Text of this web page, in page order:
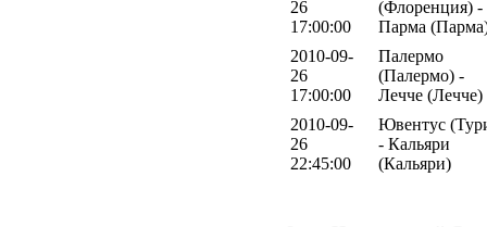
26
17:00:00
(Флоренция) -
Парма
2010-09-
26
17:00:00
Палермо
(Палермо) -
Лечче (Лечче)
2010-09-
26
22:45:00
Ювентус
- Кальяри
(Кальяри)